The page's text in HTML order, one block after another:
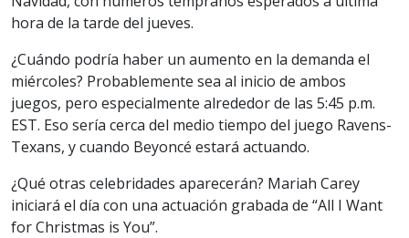
hora de la tarde del jueves.
¿Cuándo podría haber un aumento en la demanda el
miércoles? Probablemente sea al inicio de ambos
juegos, pero especialmente alrededor de las 5:45 p.m.
EST. Eso sería cerca del medio tiempo del juego Ravens-
Texans, y cuando Beyoncé estará actuando.
¿Qué otras celebridades aparecerán? Mariah Carey
iniciará el día con una actuación grabada de “All I Want
for Christmas is You”.